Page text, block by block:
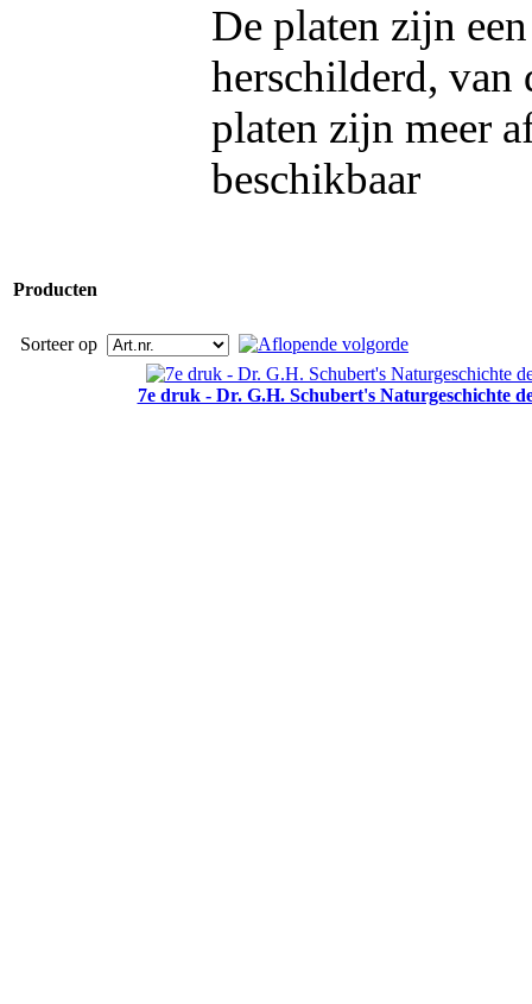
De platen zijn
herschilderd, van
platen zijn meer
beschikbaar
Producten
Sorteer op
7e druk - Dr. G.H. Schubert's Naturgeschichte